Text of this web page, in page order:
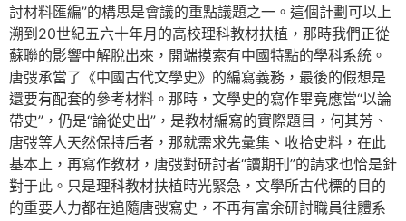
討材料匯編”的構思是會議的重點議題之一。這個計劃可以上
溯到20世紀五六十年月的高校理科教材扶植，那時我們正從
蘇聯的影響中解脫出來，開端摸索有中國特點的學科系統。
唐弢承當了《中國古代文學史》的編寫義務，最後的假想是
還要有配套的參考材料。那時，文學史的寫作畢竟應當“以論
帶史”，仍是“論從史出”，是教材編寫的實際題目，何其芳、
唐弢等人天然保持后者，那就需求先彙集、收拾史料，在此
基本上，再寫作教材，唐弢對研討者“讀期刊”的請求也恰是針
對于此。只是理科教材扶植時光緊急，文學所古代標的目的
的重要人力都在追隨唐弢寫史，不再有富余研討職員往體系